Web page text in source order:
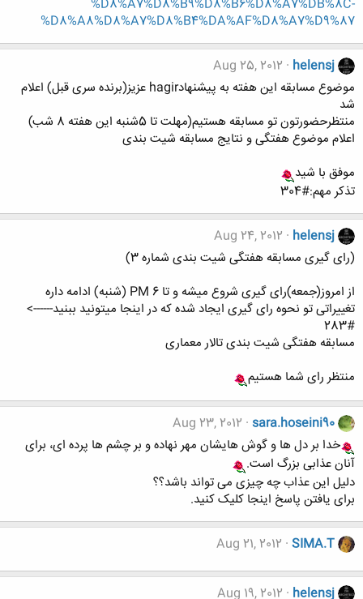
%D8%A7%D8%B9%D8%B6%D8%A7%DB%8C-
%D8%A8%D8%A7%D8%B4%DA%AF%D8%A7%D9%87
helensj
Aug 25, 2012
موضوع مسابقه این هفته به پیشنهادhagir عزیز(برنده سری قبل) اعلام
شد
منتظرحضورتون تو مسابقه هستیم(مهلت تا 5شنبه این هفته 8 شب)
اعلام موضوع هفتگی و نتایج مسابقه شیت بندی
موفق با شید
تذکر مهم:#304
helensj
Aug 24, 2012
(رای گیری مسابقه هفتگی شیت بندی شماره 3)
از امروز(جمعه)رای گیری شروع میشه و تا 6 PM (شنبه) ادامه داره
تغییراتی تو نحوه رای گیری ایجاد شده که در اینجا میتونید ببنید------>
#283
مسابقه هفتگی شیت بندی تالار معماری
منتظر رای شما هستیم
sara.hoseini90
Aug 23, 2012
خدا بر دل ها و گوش هایشان مهر نهاده و بر چشم ها پرده ای، برای
آنان عذابی بزرگ است.
دلیل این عذاب چه چیزی می تواند باشد؟؟
برای یافتن پاسخ اینجا کلیک کنید.
SIMA.T
Aug 21, 2012
helensj
Aug 19, 2012